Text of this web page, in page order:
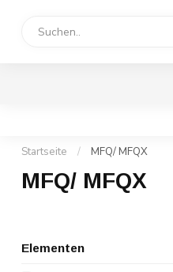
Startseite / MFQ/ MFQX
MFQ/ MFQX
Elementen